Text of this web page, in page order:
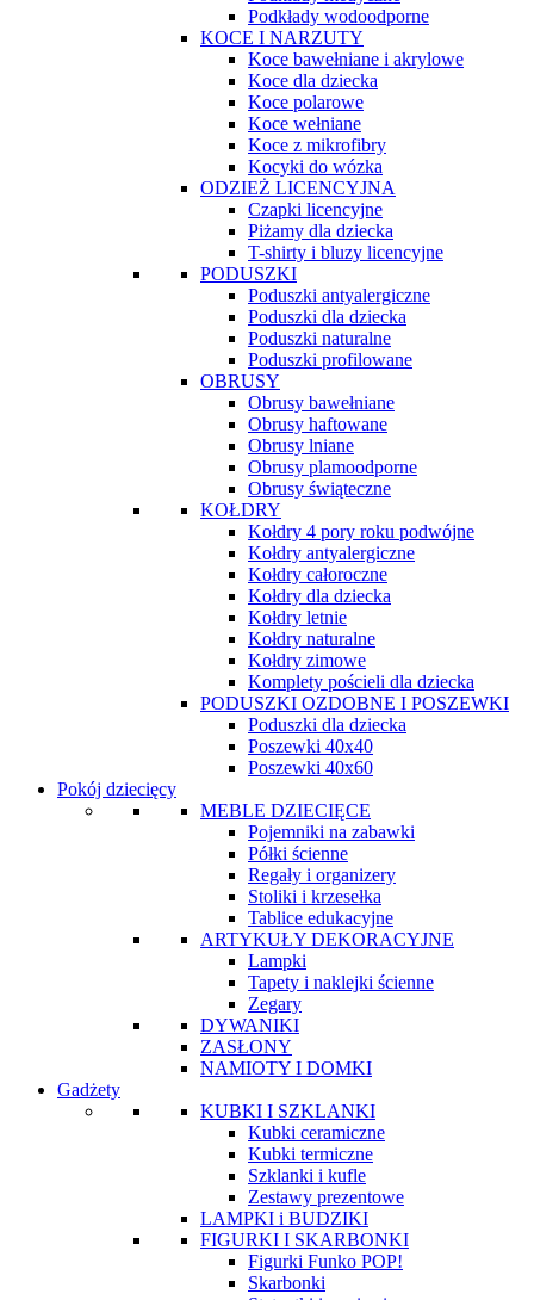
Podkłady wodoodporne
KOCE I NARZUTY
Koce bawełniane i akrylowe
Koce dla dziecka
Koce polarowe
Koce wełniane
Koce z mikrofibry
Kocyki do wózka
ODZIEŻ LICENCYJNA
Czapki licencyjne
Piżamy dla dziecka
T-shirty i bluzy licencyjne
PODUSZKI
Poduszki antyalergiczne
Poduszki dla dziecka
Poduszki naturalne
Poduszki profilowane
OBRUSY
Obrusy bawełniane
Obrusy haftowane
Obrusy lniane
Obrusy plamoodporne
Obrusy świąteczne
KOŁDRY
Kołdry 4 pory roku podwójne
Kołdry antyalergiczne
Kołdry całoroczne
Kołdry dla dziecka
Kołdry letnie
Kołdry naturalne
Kołdry zimowe
Komplety pościeli dla dziecka
PODUSZKI OZDOBNE I POSZEWKI
Poduszki dla dziecka
Poszewki 40x40
Poszewki 40x60
Pokój dziecięcy
MEBLE DZIECIĘCE
Pojemniki na zabawki
Półki ścienne
Regały i organizery
Stoliki i krzesełka
Tablice edukacyjne
ARTYKUŁY DEKORACYJNE
Lampki
Tapety i naklejki ścienne
Zegary
DYWANIKI
ZASŁONY
NAMIOTY I DOMKI
Gadżety
KUBKI I SZKLANKI
Kubki ceramiczne
Kubki termiczne
Szklanki i kufle
Zestawy prezentowe
LAMPKI i BUDZIKI
FIGURKI I SKARBONKI
Figurki Funko POP!
Skarbonki